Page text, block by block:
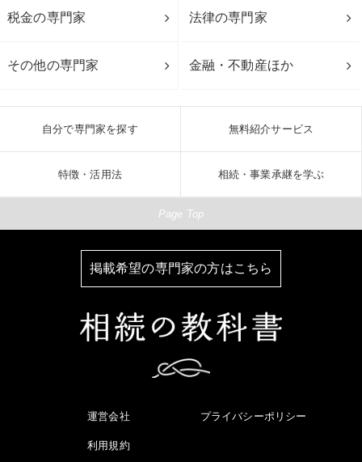
税金の専門家 法律の専門家
その他の専門家 金融・不動産ほか
自分で専門家を探す 無料紹介サービス
特徴・活用法 相続・事業承継を学ぶ
Page Top
掲載希望の専門家の方はこちら
運営会社 プライバシーポリシー
利用規約